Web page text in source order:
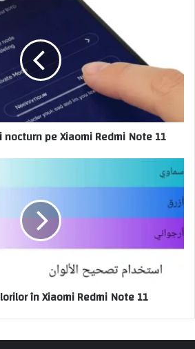
pe Xiaomi Redmi Note 11
în Xiaomi Redmi Note 11